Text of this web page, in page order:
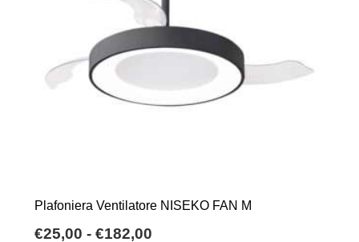
Plafoniera Ventilatore NISEKO FAN M
€25,00 - €182,00